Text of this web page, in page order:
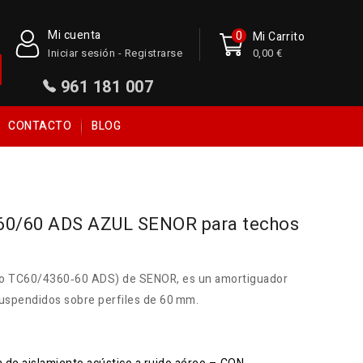
Mi Carrito
0
0,00 €
Mi cuenta
Iniciar sesión - Registrarse
961 181 007
CONTACTO BLOG
60 ADS AZUL SENOR para techos
4360‑60 ADS) de SENOR, es un amortiguador
sobre perfiles de 60 mm.